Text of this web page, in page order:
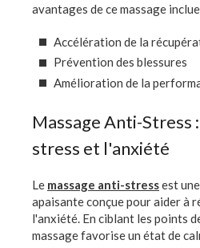
avantages de ce massage
Accélération de la
Prévention des blessures
Amélioration de la
Massage Anti-Stress
stress et l'anxiété
Le massage anti-stressest
apaisante conçue pour aider à
l'anxiété. En ciblant les points
massage favorise un état de